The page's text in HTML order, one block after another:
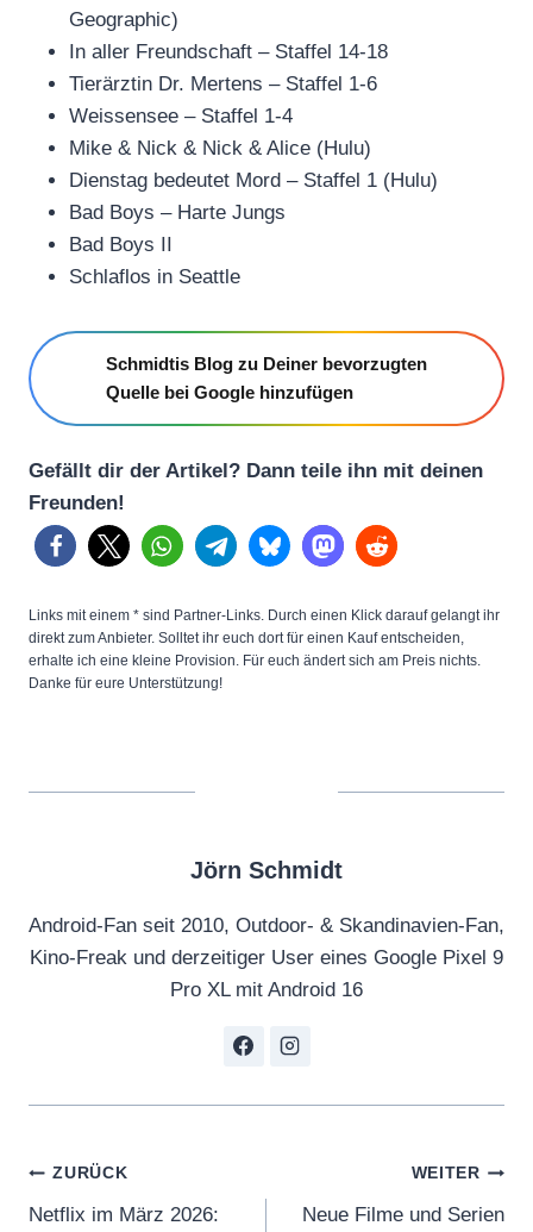
Geographic)
In aller Freundschaft – Staffel 14-18
Tierärztin Dr. Mertens – Staffel 1-6
Weissensee – Staffel 1-4
Mike & Nick & Nick & Alice (Hulu)
Dienstag bedeutet Mord – Staffel 1 (Hulu)
Bad Boys – Harte Jungs
Bad Boys II
Schlaflos in Seattle
Schmidtis Blog zu Deiner bevorzugten
Quelle bei Google hinzufügen
Gefällt dir der Artikel? Dann teile ihn mit deinen
Freunden!
Links mit einem * sind Partner-Links. Durch einen Klick darauf gelangt ihr
direkt zum Anbieter. Solltet ihr euch dort für einen Kauf entscheiden,
erhalte ich eine kleine Provision. Für euch ändert sich am Preis nichts.
Danke für eure Unterstützung!
Jörn Schmidt
Android-Fan seit 2010, Outdoor- & Skandinavien-Fan,
Kino-Freak und derzeitiger User eines Google Pixel 9
Pro XL mit Android 16
Beitragsnavigation
ZURÜCK
Netflix im März 2026:
WEITER
Neue Filme und Serien